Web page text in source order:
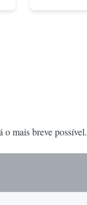
o mais breve possível.